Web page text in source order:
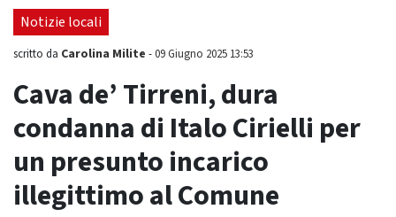
Notizie locali
scritto da Carolina Milite -09 Giugno 2025 13:53
Cava de’ Tirreni, dura
condanna di Italo Cirielli per
un presunto incarico
illegittimo al Comune